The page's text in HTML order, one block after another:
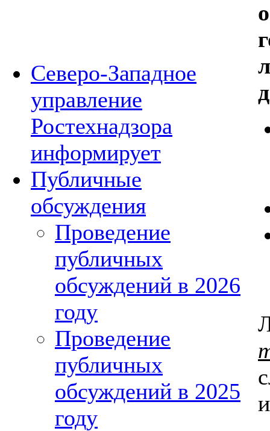
Северо-Западное
управление
Ростехнадзора
информирует
Публичные
обсуждения
Проведение
публичных
обсуждений в 2026
году
Проведение
публичных
обсуждений в 2025
году